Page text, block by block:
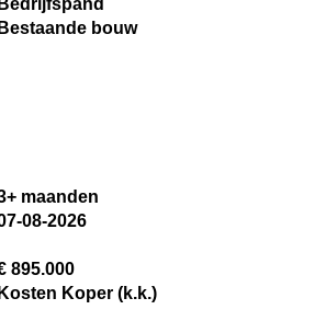
Bedrijfspand
Bestaande bouw
maanden
08-2026
895.000
Kosten Koper (k.k.)